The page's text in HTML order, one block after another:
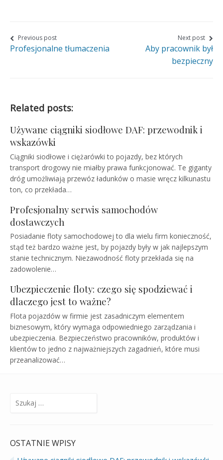
on
Facebook
on
Twitter
on
Google+
Nawigacja
wpisu
Previous post
Profesjonalne tłumaczenia
Next post
Aby pracownik był
bezpieczny
Related posts:
Używane ciągniki siodłowe DAF: przewodnik i
wskazówki
Ciągniki siodłowe i ciężarówki to pojazdy, bez których
transport drogowy nie miałby prawa funkcjonować. Te giganty
dróg umożliwiają przewóz ładunków o masie wręcz kilkunastu
ton, co przekłada…
Profesjonalny serwis samochodów
dostawczych
Posiadanie floty samochodowej to dla wielu firm konieczność,
stąd też bardzo ważne jest, by pojazdy były w jak najlepszym
stanie technicznym. Niezawodność floty przekłada się na
zadowolenie…
Ubezpieczenie floty: czego się spodziewać i
dlaczego jest to ważne?
Flota pojazdów w firmie jest zasadniczym elementem
biznesowym, który wymaga odpowiedniego zarządzania i
ubezpieczenia. Bezpieczeństwo pracowników, produktów i
klientów to jedno z najważniejszych zagadnień, które musi
przeanalizować…
Szukaj:
OSTATNIE WPISY